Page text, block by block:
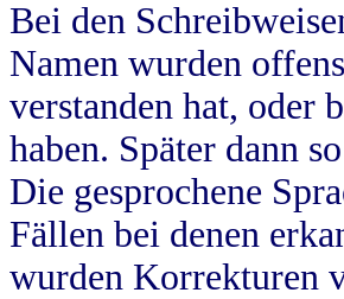
Bei den
Namen wurden
verstanden hat, oder
haben. Später dann
Die gesprochene
Fällen bei denen
wurden Korrekturen